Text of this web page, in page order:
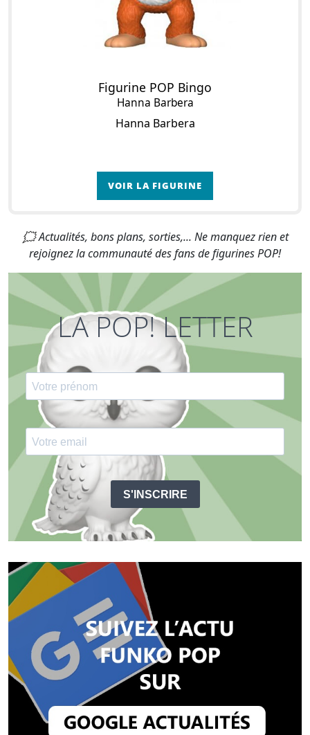
Figurine POP Bingo
Hanna Barbera
Hanna Barbera
VOIR LA FIGURINE
🗯 Actualités, bons plans, sorties,... Ne manquez rien et
rejoignez la communauté des fans de figurines POP!
LA POP! LETTER
S'INSCRIRE